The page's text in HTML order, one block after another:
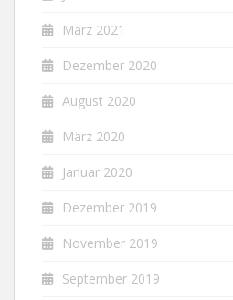
März 2021
Dezember 2020
August 2020
März 2020
Januar 2020
Dezember 2019
November 2019
September 2019